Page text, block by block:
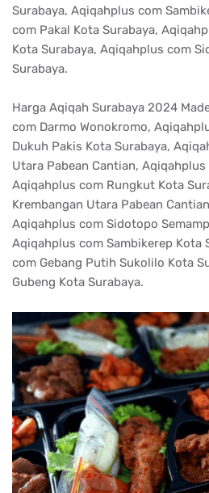
Surabaya, Aqiqahplus com
com Pakal Kota Surabaya,
Kota Surabaya, Aqiqahplus com
Surabaya.
Harga Aqiqah Surabaya 2024
com Darmo Wonokromo,
Dukuh Pakis Kota Surabaya,
Utara Pabean Cantian,
Aqiqahplus com Rungkut Kota
Krembangan Utara Pabean
Aqiqahplus com Sidotopo
Aqiqahplus com Sambikerep Kota
com Gebang Putih Sukolilo Kota
Gubeng Kota Surabaya.